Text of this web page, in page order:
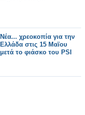
Νέα... χρεοκοπία για την
Ελλάδα στις 15 Μαϊου
μετά το φιάσκο του PSI